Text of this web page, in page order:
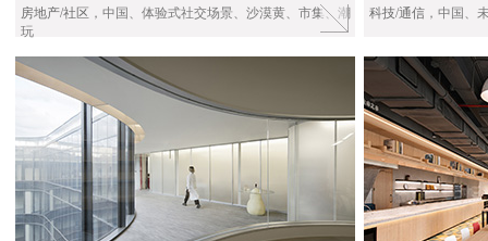
房地产/社区 ，中国、体验式社交场景、沙漠黄、市集、潮
玩
科技/通信 ，中国、